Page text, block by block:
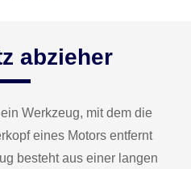
abzieher
Werkzeug, mit dem die
eines Motors entfernt
besteht aus einer langen